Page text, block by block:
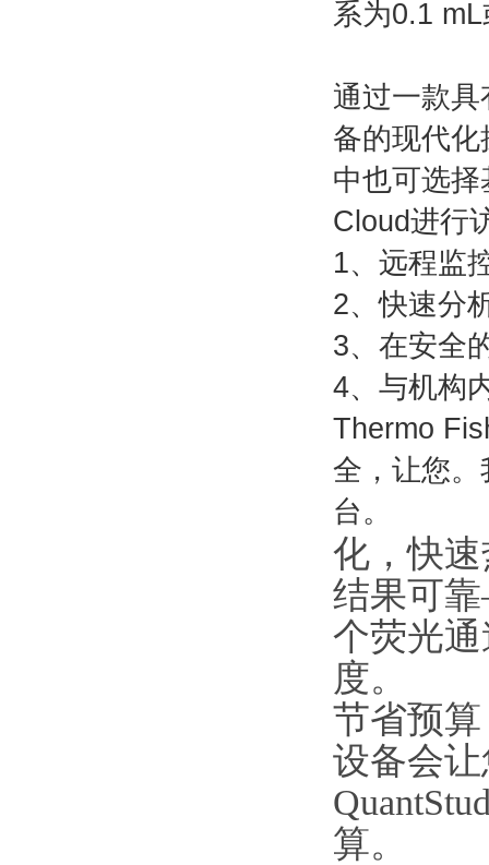
系为0.1
通过一款
备的现代
中也可选
Cloud进行
1、远程监
2、快速分
3、在安全
4、与机构
Thermo
全，让您
台。
化，快
结果可
个荧光
度。
节省预
设备会
算。